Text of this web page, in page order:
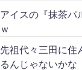
アイスの『抹茶パ
ｗ
先祖代々三田に住
るんじゃないかな